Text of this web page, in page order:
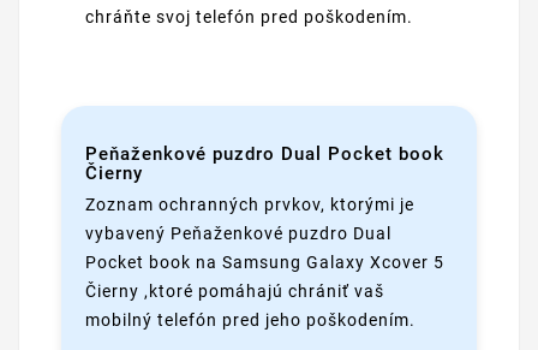
chráňte svoj telefón pred poškodením.
Peňaženkové puzdro Dual Pocket book
Čierny
Zoznam ochranných prvkov, ktorými je
vybavený Peňaženkové puzdro Dual
Pocket book na Samsung Galaxy Xcover 5
Čierny ,ktoré pomáhajú chrániť vaš
mobilný telefón pred jeho poškodením.